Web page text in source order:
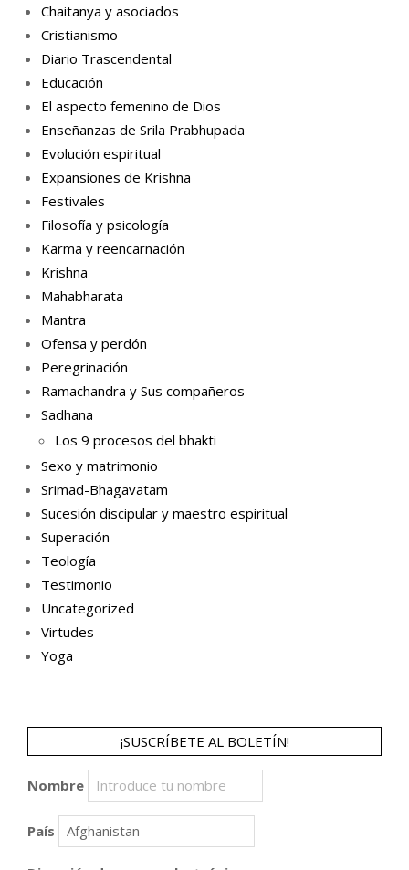
Chaitanya y asociados
Cristianismo
Diario Trascendental
Educación
El aspecto femenino de Dios
Enseñanzas de Srila Prabhupada
Evolución espiritual
Expansiones de Krishna
Festivales
Filosofía y psicología
Karma y reencarnación
Krishna
Mahabharata
Mantra
Ofensa y perdón
Peregrinación
Ramachandra y Sus compañeros
Sadhana
Los 9 procesos del bhakti
Sexo y matrimonio
Srimad-Bhagavatam
Sucesión discipular y maestro espiritual
Superación
Teología
Testimonio
Uncategorized
Virtudes
Yoga
¡SUSCRÍBETE AL BOLETÍN!
Nombre
País